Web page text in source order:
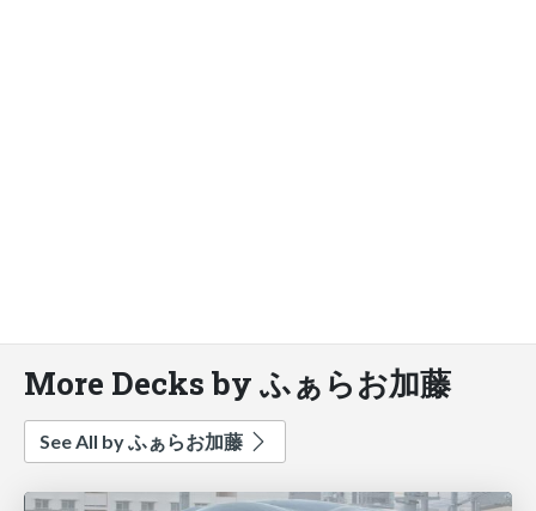
More Decks by ふぁらお加藤
See All by ふぁらお加藤